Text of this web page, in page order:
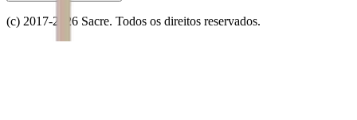
(c) 2017-2026 Sacre. Todos os direitos reservados.